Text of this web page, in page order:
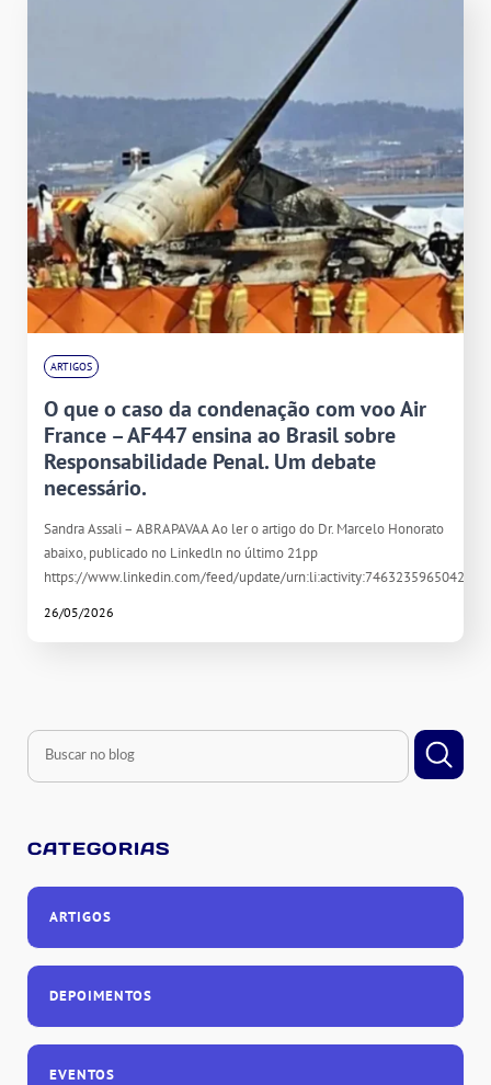
ARTIGOS
O que o caso da condenação com voo Air
France – AF447 ensina ao Brasil sobre
Responsabilidade Penal. Um debate
necessário.
Sandra Assali – ABRAPAVAA Ao ler o artigo do Dr. Marcelo Honorato
abaixo, publicado no Linkedln no último 21pp
https://www.linkedin.com/feed/update/
26/05/2026
CATEGORIAS
ARTIGOS
DEPOIMENTOS
EVENTOS